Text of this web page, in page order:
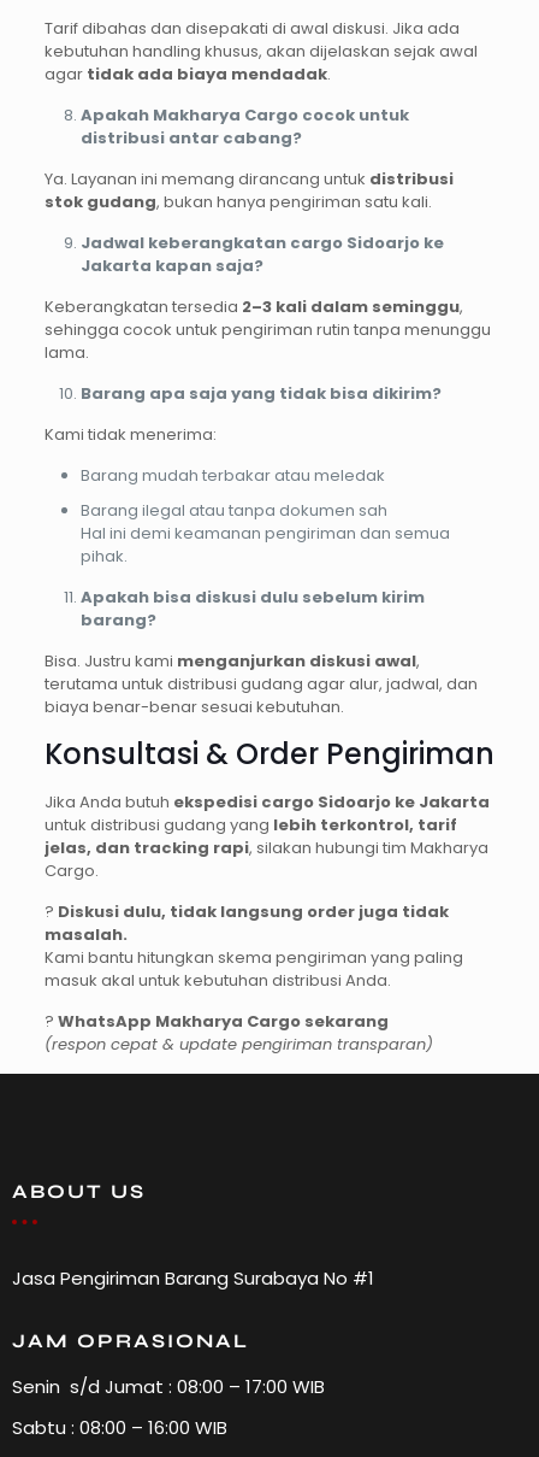
Tarif dibahas dan disepakati di awal diskusi. Jika ada
kebutuhan handling khusus, akan dijelaskan sejak awal
agar tidak ada biaya mendadak.
Apakah Makharya Cargo cocok untuk
distribusi antar cabang?
Ya. Layanan ini memang dirancang untuk distribusi
stok gudang, bukan hanya pengiriman satu kali.
Jadwal keberangkatan cargo Sidoarjo ke
Jakarta kapan saja?
Keberangkatan tersedia 2–3 kali dalam seminggu,
sehingga cocok untuk pengiriman rutin tanpa menunggu
lama.
Barang apa saja yang tidak bisa dikirim?
Kami tidak menerima:
Barang mudah terbakar atau meledak
Barang ilegal atau tanpa dokumen sah
Hal ini demi keamanan pengiriman dan semua
pihak.
Apakah bisa diskusi dulu sebelum kirim
barang?
Bisa. Justru kami menganjurkan diskusi awal,
terutama untuk distribusi gudang agar alur, jadwal, dan
biaya benar-benar sesuai kebutuhan.
Konsultasi & Order Pengiriman
Jika Anda butuh ekspedisi cargo Sidoarjo ke Jakarta
untuk distribusi gudang yang lebih terkontrol, tarif
jelas, dan tracking rapi, silakan hubungi tim Makharya
Cargo.
? Diskusi dulu, tidak langsung order juga tidak
masalah.
Kami bantu hitungkan skema pengiriman yang paling
masuk akal untuk kebutuhan distribusi Anda.
? WhatsApp Makharya Cargo sekarang
(respon cepat & update pengiriman transparan)
ABOUT US
Jasa Pengiriman Barang Surabaya No #1
JAM OPRASIONAL
Senin s/d Jumat : 08:00 – 17:00 WIB
Sabtu : 08:00 – 16:00 WIB